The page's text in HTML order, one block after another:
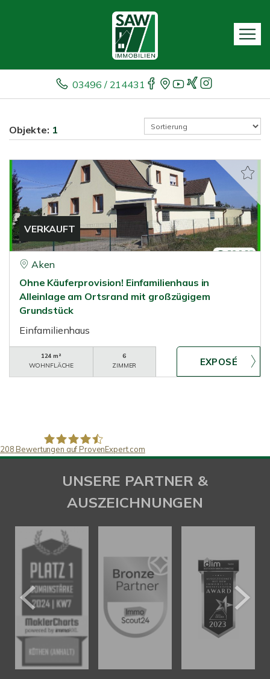
03496 / 214431
Objekte: 1
VERKAUFT
Aken
Ohne Käuferprovision! Einfamilienhaus in
Alleinlage am Ortsrand mit großzügigem
Grundstück
Einfamilienhaus
124 m²
WOHNFLÄCHE
6
ZIMMER
SAW Immobilien
208 Bewertungen auf ProvenExpert.com
UNSERE PARTNER &
AUSZEICHNUNGEN